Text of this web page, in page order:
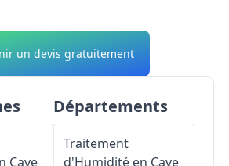
un devis gratuitement
Cave
Départements
Traitement
d'Humidité en Cave